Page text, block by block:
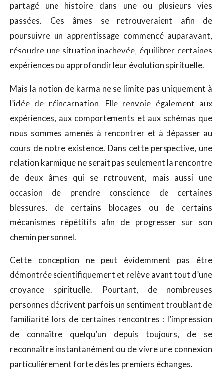
partagé une histoire dans une ou plusieurs vies
passées. Ces âmes se retrouveraient afin de
poursuivre un apprentissage commencé auparavant,
résoudre une situation inachevée, équilibrer certaines
expériences ou approfondir leur évolution spirituelle.
Mais la notion de karma ne se limite pas uniquement à
l’idée de réincarnation. Elle renvoie également aux
expériences, aux comportements et aux schémas que
nous sommes amenés à rencontrer et à dépasser au
cours de notre existence. Dans cette perspective, une
relation karmique ne serait pas seulement la rencontre
de deux âmes qui se retrouvent, mais aussi une
occasion de prendre conscience de certaines
blessures, de certains blocages ou de certains
mécanismes répétitifs afin de progresser sur son
chemin personnel.
Cette conception ne peut évidemment pas être
démontrée scientifiquement et relève avant tout d’une
croyance spirituelle. Pourtant, de nombreuses
personnes décrivent parfois un sentiment troublant de
familiarité lors de certaines rencontres : l’impression
de connaître quelqu’un depuis toujours, de se
reconnaître instantanément ou de vivre une connexion
particulièrement forte dès les premiers échanges.